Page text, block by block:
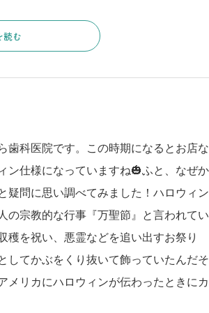
読む
歯科医院です。この時期になるとお店な
ン仕様になっていますね🎃ふと、なぜか
疑問に思い調べてみました！ハロウィン
の宗教的な行事『万聖節』と言われてい
穫を祝い、悪霊などを追い出すお祭り
してかぶをくり抜いて飾っていたんだそ
メリカにハロウィンが伝わったときにカ